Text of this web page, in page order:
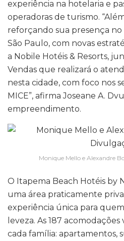
experiência na hotelaria e
operadoras de turismo.
reforçando sua presença
São Paulo, com novas
a Nobile Hotéis & Resorts,
Vendas que realizará o
nesta cidade, com foco nos
MICE”, afirma Joseane A.
empreendimento.
Monique Mello e Alexandre
O Itapema Beach Hotéis by
uma área praticamente
experiência única para
leveza. As 187
cada família: apartamentos,